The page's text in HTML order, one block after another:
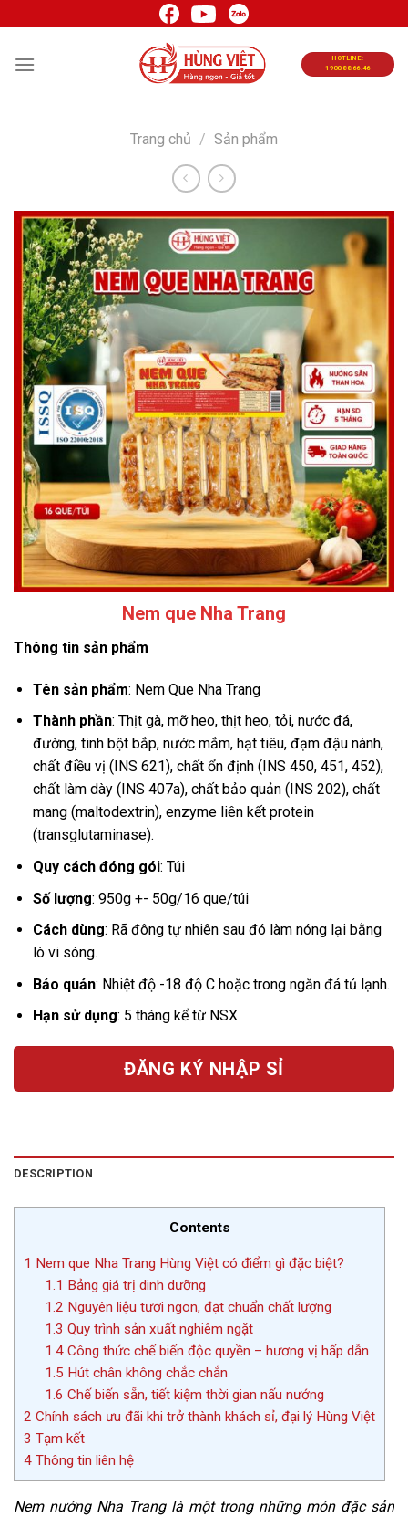
đến
nội
HOTLINE:
1900.88.66.46
Trang chủ / Sản phẩm
Nem que Nha Trang
Thông tin sản phẩm
Tên sản phẩm: Nem Que Nha Trang
Thành phần: Thịt gà, mỡ heo, thịt heo, tỏi, nước đá,
đường, tinh bột bắp, nước mắm, hạt tiêu, đạm đậu nành,
chất điều vị (INS 621), chất ổn định (INS 450, 451, 452),
chất làm dày (INS 407a), chất bảo quản (INS 202), chất
mang (maltodextrin), enzyme liên kết protein
(transglutaminase).
Quy cách đóng gói: Túi
Số lượng: 950g +- 50g/16 que/túi
Cách dùng: Rã đông tự nhiên sau đó làm nóng lại bằng
lò vi sóng.
Bảo quản: Nhiệt độ -18 độ C hoặc trong ngăn đá tủ lạnh.
Hạn sử dụng: 5 tháng kể từ NSX
ĐĂNG KÝ NHẬP SỈ
DESCRIPTION
Contents
1 Nem que Nha Trang Hùng Việt có điểm gì đặc biệt?
1.1 Bảng giá trị dinh dưỡng
1.2 Nguyên liệu tươi ngon, đạt chuẩn chất lượng
1.3 Quy trình sản xuất nghiêm ngặt
1.4Công thức chế biến độc quyền – hương vị hấp dẫn
1.5 Hút chân không chắc chắn
1.6 Chế biến sẵn, tiết kiệm thời gian nấu nướng
2 Chính sách ưu đãi khi trở thành khách sỉ, đại lý Hùng Việt
3 Tạm kết
4 Thông tin liên hệ
Nem nướng Nha Trang là một trong những món đặc sản